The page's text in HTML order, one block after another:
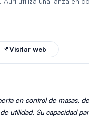
a sus compañeros en
Visitar web
en control de masas,
utilidad. Su capacidad